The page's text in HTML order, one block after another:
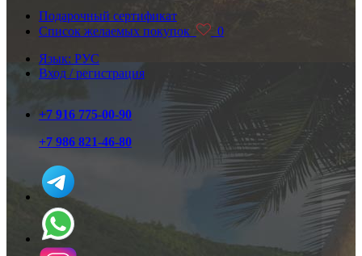
Подарочный сертификат
Список желаемых покупок
0
Язык: РУС
Вход / регистрация
+7 916 775-00-90
+7 986 821-46-80